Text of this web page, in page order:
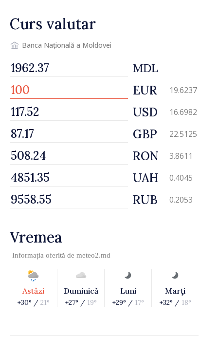
Curs valutar
Banca Națională a Moldovei
MDL
EUR 19.6237
USD 16.6982
GBP 22.5125
RON 3.8611
UAH 0.4045
RUB 0.2053
Vremea
Informația oferită de meteo2.md
Astăzi
+30° / 21°
Duminică
+27° / 19°
Luni
+29° / 17°
Marţi
+32° / 18°